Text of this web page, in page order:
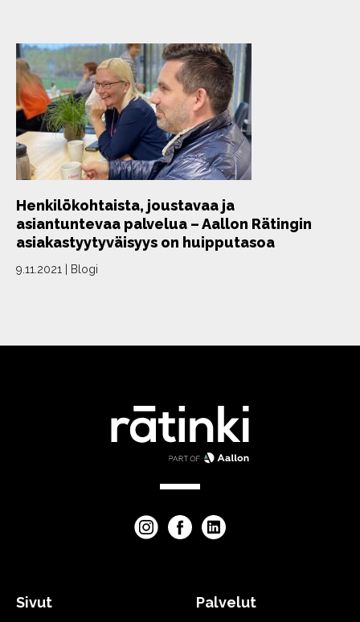
Henkilökohtaista, joustavaa ja
asiantuntevaa palvelua – Aallon Rätingin
asiakastyytyväisyys on huipputasoa
9.11.2021 Blogi
Sivut Palvelut